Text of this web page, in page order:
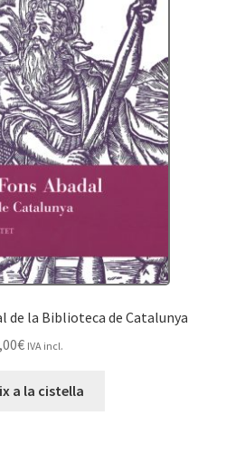
de la Biblioteca de Catalunya
€ IVA incl.
a la cistella